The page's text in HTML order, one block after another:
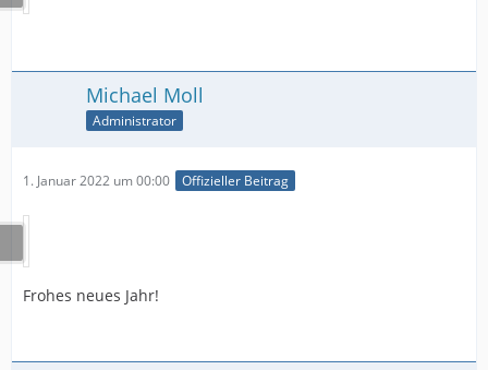
Michael Moll
Administrator
1. Januar 2022 um 00:00 Offizieller Beitrag
Frohes neues Jahr!